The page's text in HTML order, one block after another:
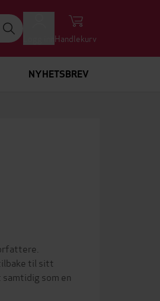
Handlekurv
NYHETSBREV
til sitt
som en